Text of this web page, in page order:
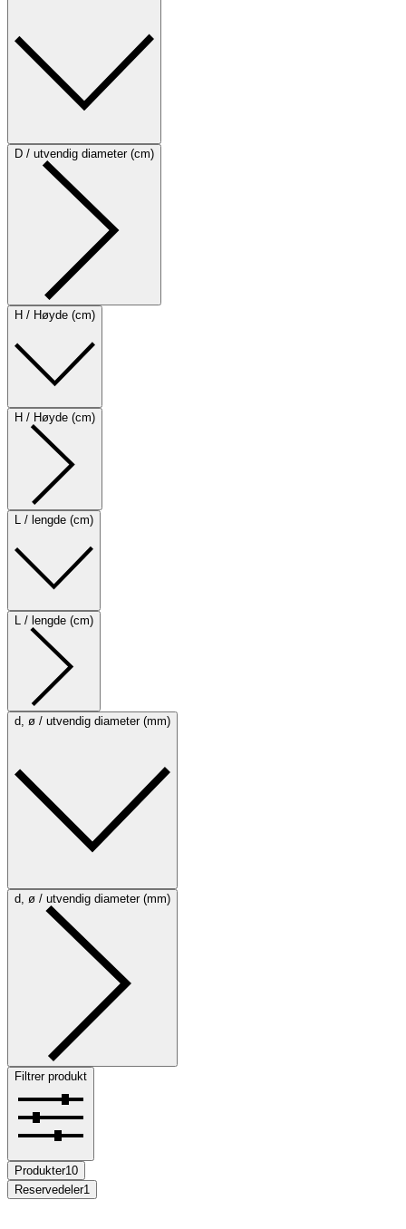
D / utvendig diameter (cm)
H / Høyde (cm)
H / Høyde (cm)
L / lengde (cm)
L / lengde (cm)
d, ø / utvendig diameter (mm)
d, ø / utvendig diameter (mm)
Filtrer produkt
Produkter10
Reservedeler1